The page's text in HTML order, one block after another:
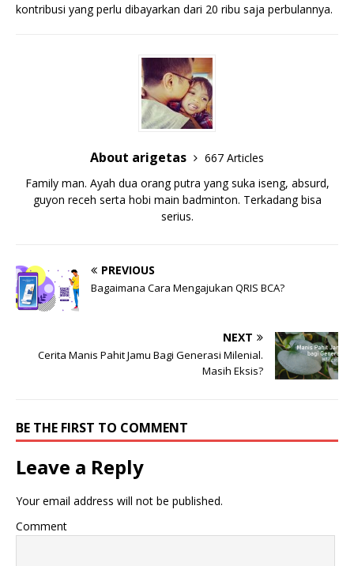
kontribusi yang perlu dibayarkan dari 20 ribu saja perbulannya.
About arigetas
667 Articles
Family man. Ayah dua orang putra yang suka iseng, absurd,
guyon receh serta hobi main badminton. Terkadang bisa
serius.
PREVIOUS
Bagaimana Cara Mengajukan QRIS BCA?
NEXT
Cerita Manis Pahit Jamu Bagi Generasi Milenial.
Masih Eksis?
BE THE FIRST TO COMMENT
Leave a Reply
Your email address will not be published.
Comment